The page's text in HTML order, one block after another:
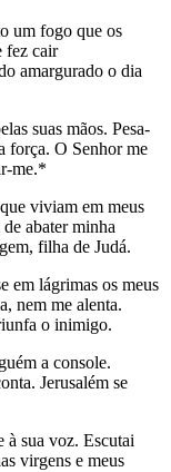
um fogo que os
fez cair
amargurado o dia
suas mãos. Pesa-
força. O Senhor me
me.*
viviam em meus
abater minha
filha de Judá.
em lágrimas os meus
nem me alenta.
o inimigo.
a console.
Jerusalém se
à sua voz. Escutai
virgens e meus